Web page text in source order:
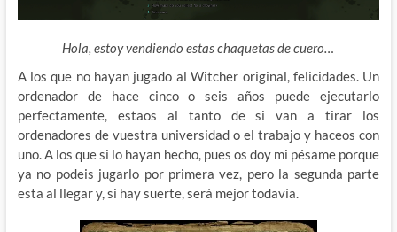
Hola, estoy vendiendo estas chaquetas de cuero…
A los que no hayan jugado al Witcher original, felicidades. Un
ordenador de hace cinco o seis años puede ejecutarlo
perfectamente, estaos al tanto de si van a tirar los
ordenadores de vuestra universidad o el trabajo y haceos con
uno. A los que si lo hayan hecho, pues os doy mi pésame porque
ya no podeis jugarlo por primera vez, pero la segunda parte
esta al llegar y, si hay suerte, será mejor todavía.